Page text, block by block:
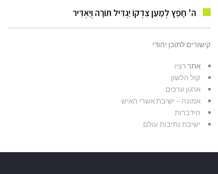
ה' חָפֵץ לְמַעַן צִדְקוֹ יַגְדִּיל תּוֹרָה וְיַאְדִּיר
קישורים לתוכן יהודי
אתר רציו
קול הלשון
ארגון ערכים
אמונה – ישיבת אשרי האיש
הידברות
ישיבת נתיבות עולם